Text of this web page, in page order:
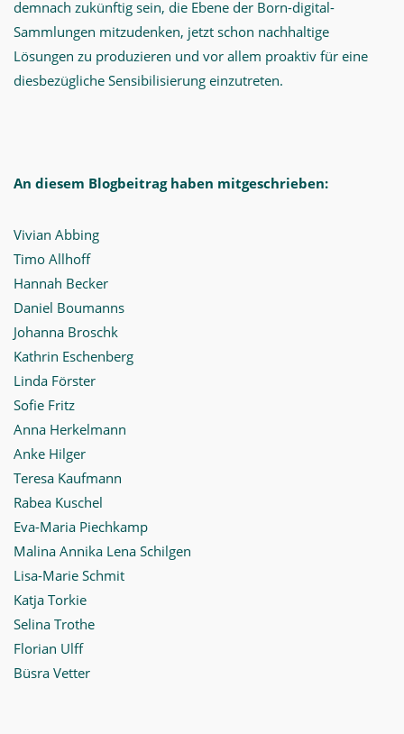
demnach zukünftig sein, die Ebene der Born-digital-
Sammlungen mitzudenken, jetzt schon nachhaltige
Lösungen zu produzieren und vor allem proaktiv für eine
diesbezügliche Sensibilisierung einzutreten.
An diesem Blogbeitrag haben mitgeschrieben:
Vivian Abbing
Timo Allhoff
Hannah Becker
Daniel Boumanns
Johanna Broschk
Kathrin Eschenberg
Linda Förster
Sofie Fritz
Anna Herkelmann
Anke Hilger
Teresa Kaufmann
Rabea Kuschel
Eva-Maria Piechkamp
Malina Annika Lena Schilgen
Lisa-Marie Schmit
Katja Torkie
Selina Trothe
Florian Ulff
Büsra Vetter